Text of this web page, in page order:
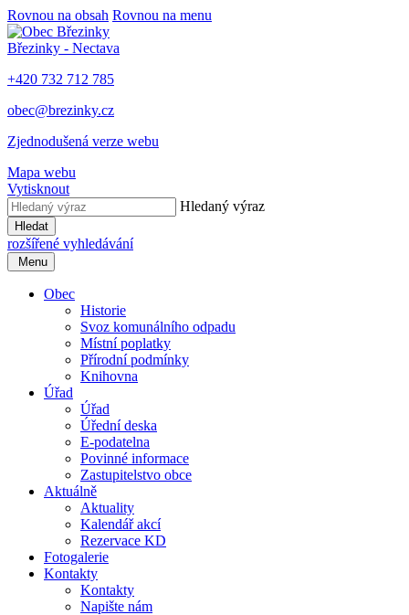
Rovnou na obsah Rovnou na menu
Březinky - Nectava
+420 732 712 785
obec@brezinky.cz
Zjednodušená verze webu
Mapa webu
Vytisknout
Hledaný výraz
Hledat
rozšířené vyhledávání
Menu
Obec
Historie
Svoz komunálního odpadu
Místní poplatky
Přírodní podmínky
Knihovna
Úřad
Úřad
Úřední deska
E-podatelna
Povinné informace
Zastupitelstvo obce
Aktuálně
Aktuality
Kalendář akcí
Rezervace KD
Fotogalerie
Kontakty
Kontakty
Napište nám